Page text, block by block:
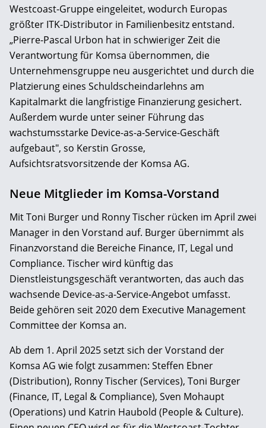
Westcoast-Gruppe eingeleitet, wodurch Europas
größter ITK-Distributor in Familienbesitz entstand.
„Pierre-Pascal Urbon hat in schwieriger Zeit die
Verantwortung für Komsa übernommen, die
Unternehmensgruppe neu ausgerichtet und durch die
Platzierung eines Schuldscheindarlehns am
Kapitalmarkt die langfristige Finanzierung gesichert.
Außerdem wurde unter seiner Führung das
wachstumsstarke Device-as-a-Service-Geschäft
aufgebaut", so Kerstin Grosse,
Aufsichtsratsvorsitzende der Komsa AG.
Neue Mitglieder im Komsa-Vorstand
Mit Toni Burger und Ronny Tischer rücken im April zwei
Manager in den Vorstand auf. Burger übernimmt als
Finanzvorstand die Bereiche Finance, IT, Legal und
Compliance. Tischer wird künftig das
Dienstleistungsgeschäft verantworten, das auch das
wachsende Device-as-a-Service-Angebot umfasst.
Beide gehören seit 2020 dem Executive Management
Committee der Komsa an.
Ab dem 1. April 2025 setzt sich der Vorstand der
Komsa AG wie folgt zusammen: Steffen Ebner
(Distribution), Ronny Tischer (Services), Toni Burger
(Finance, IT, Legal & Compliance), Sven Mohaupt
(Operations) und Katrin Haubold (People & Culture).